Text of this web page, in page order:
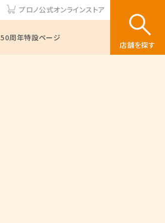
プロノ公式オンラインストア
50周年特設ページ
店舗を探す